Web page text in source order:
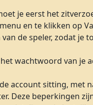
je eerst het
en te klikken op
de speler, zodat je
wachtwoord van je
account sitting, met
Deze beperkingen